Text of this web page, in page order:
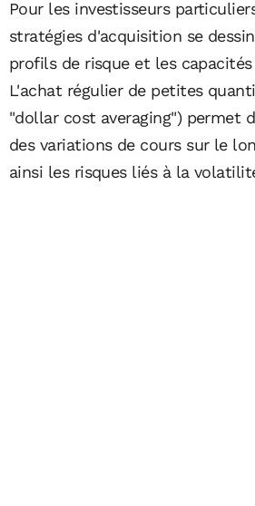
Pour les investisseurs
stratégies d'acquisition se
profils de risque et les
L'achat régulier de petites
"dollar cost averaging") permet
des variations de cours sur le
ainsi les risques liés à la